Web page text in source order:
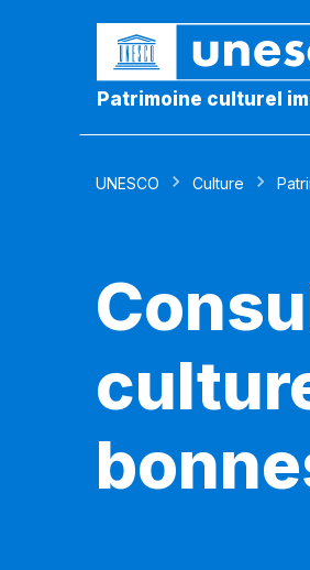
Patrimoine culturel
UNESCO Culture